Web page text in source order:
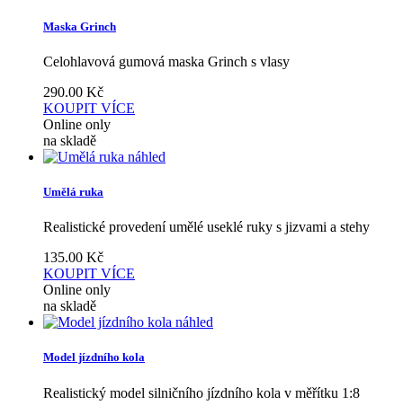
Maska Grinch
Celohlavová gumová maska Grinch s vlasy
290.00 Kč
KOUPIT VÍCE
Online only
na skladě
náhled
Umělá ruka
Realistické provedení umělé useklé ruky s jizvami a stehy
135.00 Kč
KOUPIT VÍCE
Online only
na skladě
náhled
Model jízdního kola
Realistický model silničního jízdního kola v měřítku 1:8